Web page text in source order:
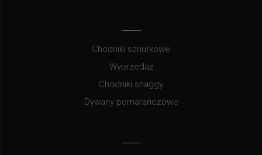
Chodniki sznurkowe
Wyprzedaż
Chodniki shaggy
Dywany pomarańczowe